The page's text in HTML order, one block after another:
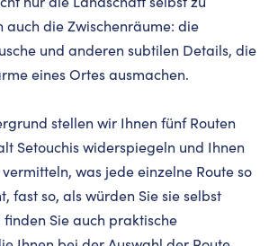
auch die Zwischenräume: die
und anderen subtilen Details, die
eines Ortes ausmachen.
stellen wir Ihnen fünf Routen
Setouchis widerspiegeln und Ihnen
was jede einzelne Route so
fast so, als würden Sie sie selbst
Sie auch praktische